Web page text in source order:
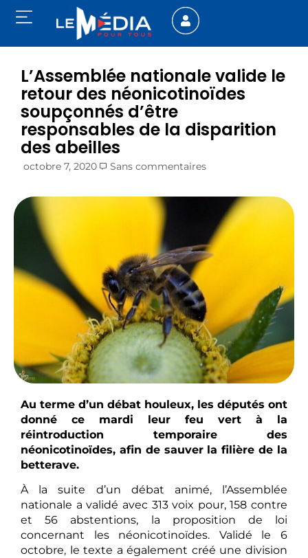
L’Assemblée nationale valide le
retour des néonicotinoïdes
soupçonnés d’être
responsables de la disparition
des abeilles
octobre 7, 2020 Sans commentaires
Au terme d’un débat houleux, les députés ont
donné ce mardi leur feu vert à la
réintroduction temporaire des
néonicotinoïdes, afin de sauver la filière de la
betterave.
À la suite d’un débat animé, l’Assemblée
nationale a validé avec 313 voix pour, 158 contre
et 56 abstentions, la proposition de loi
concernant les néonicotinoïdes. Validé le 6
octobre, le texte a également créé une division